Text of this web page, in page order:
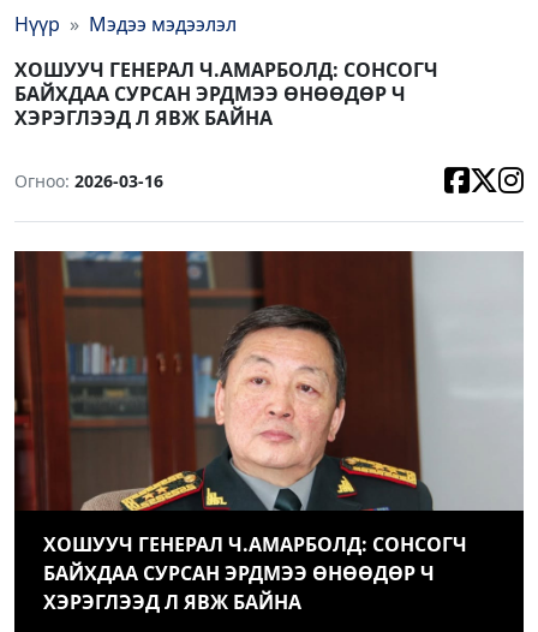
Нүүр
Мэдээ мэдээлэл
ХОШУУЧ ГЕНЕРАЛ Ч.АМАРБОЛД: СОНСОГЧ
БАЙХДАА СУРСАН ЭРДМЭЭ ӨНӨӨДӨР Ч
ХЭРЭГЛЭЭД Л ЯВЖ БАЙНА
Огноо: 2026-03-16
ХОШУУЧ ГЕНЕРАЛ Ч.АМАРБОЛД: СОНСОГЧ
БАЙХДАА СУРСАН ЭРДМЭЭ ӨНӨӨДӨР Ч
ХЭРЭГЛЭЭД Л ЯВЖ БАЙНА